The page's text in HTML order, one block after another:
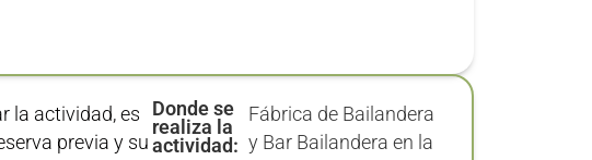
la actividad, es
previa y su
Donde se
realiza la
actividad:
Fábrica de Bailandera
y Bar Bailandera en la